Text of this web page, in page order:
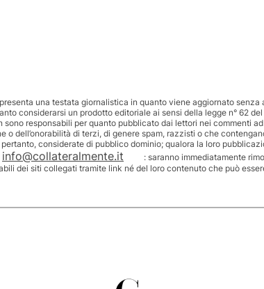
una testata giornalistica in quanto viene aggiornato senza
considerarsi un prodotto editoriale ai sensi della legge n° 62
sono responsabili per quanto pubblicato dai lettori nei commenti
o dell’onorabilità di terzi, di genere spam, razzisti o che
considerate di pubblico dominio; qualora la loro
info@collateralmente.it
: saranno immediatamente
dei siti collegati tramite link né del loro contenuto che può